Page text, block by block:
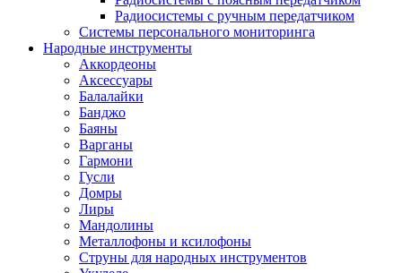
Радиосистемы с ручным передатчиком
Системы персонального мониторинга
Народные инструменты
Аккордеоны
Аксессуары
Балалайки
Банджо
Баяны
Варганы
Гармони
Гусли
Домры
Лиры
Мандолины
Металлофоны и ксилофоны
Струны для народных инструментов